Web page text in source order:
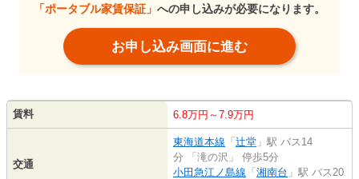
「ポータブル家賃保証」 への申し込みが必要になります。
お申し込み画面に進む
賃料 6.8万円～7.9万円
交通
東海道本線 「辻堂 」駅 バス14
分 「滝の沢」 停歩5分
小田急江ノ島線 「湘南台 」駅 バス20